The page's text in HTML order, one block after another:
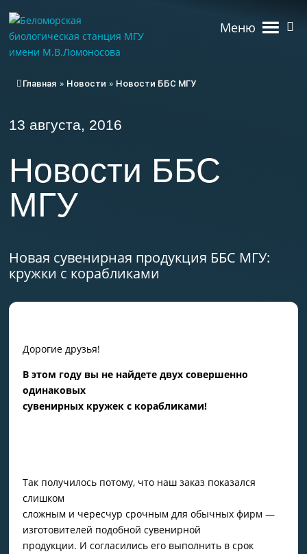
Меню
Главная » Новости » Новости ББС МГУ
13 августа, 2016
Новости ББС
МГУ
Новая сувенирная продукция ББС МГУ:
кружки с корабликами
Дорогие друзья!
В этом году вы не найдете двух совершенно
одинаковых
сувенирных кружек с корабликами!
Так получилось потому, что наш заказ показался
слишком
сложным и чересчур срочным для обычных фирм —
изготовителей подобной сувенирной
продукции. И согласились его выполнить в срок